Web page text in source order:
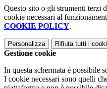
Questo sito o gli strumenti terzi
cookie necessari al
COOKIE POLICY.
Personalizza Rifiuta tutti i
Gestione cookie
In questa schermata è possibile
I cookie necessari sono quelli